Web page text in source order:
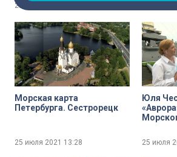
25 июля 2021
Игорь
Морская карта
Петербурга. Сестрорецк
25 июля 2021 13:28
Юля
25 июля